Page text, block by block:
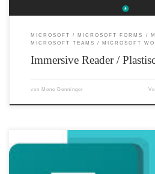
MICROSOFT MICROSOFT FORMS
MICROSOFT TEAMS
MICROSOFT
Immersive Reader /
von Mone Denninger
Erstellen eines Quiz für Schülerinnen und